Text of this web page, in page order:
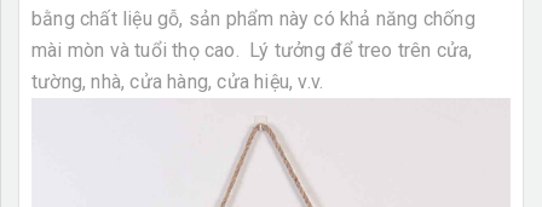
bằng chất liệu gỗ, sản phẩm này có khả năng chống
mài mòn và tuổi thọ cao. Lý tưởng để treo trên cửa,
tường, nhà, cửa hàng, cửa hiệu, v.v.